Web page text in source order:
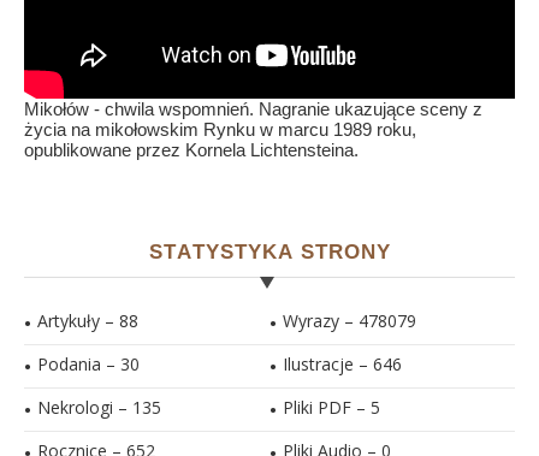
Mikołów - chwila wspomnień. Nagranie ukazujące sceny z
życia na mikołowskim Rynku w marcu 1989 roku,
opublikowane przez Kornela Lichtensteina.
STATYSTYKA STRONY
Artykuły – 88
Podania – 30
Nekrologi – 135
Rocznice – 652
Wyrazy – 478079
Ilustracje – 646
Pliki PDF – 5
Pliki Audio – 0